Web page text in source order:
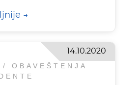
14.10.2020
OBAVEŠTENJA